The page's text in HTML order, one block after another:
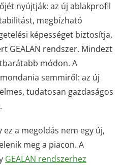
nyújtják: az új ablakprofil
megbízható
képességet biztosítja,
GEALAN rendszer. Mindezt
módon. A
semmiről: az új
tudatosan gazdaságos
a megoldás nem egy új,
meg a piacon. A
GEALAN rendszerhez